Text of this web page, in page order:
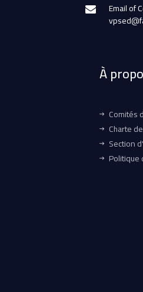
Email of
À
Comités
Charte
Section
Politique